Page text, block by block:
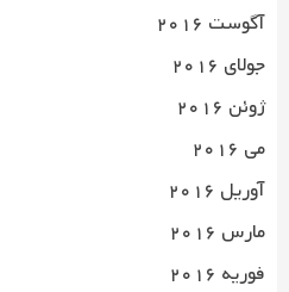
آگوست 2016
جولای 2016
ژوئن 2016
می 2016
آوریل 2016
مارس 2016
فوریه 2016